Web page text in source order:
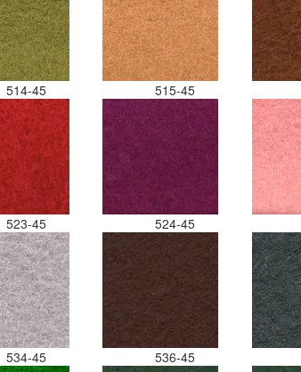
514-45 515-45
523-45 524-45
534-45 536-45